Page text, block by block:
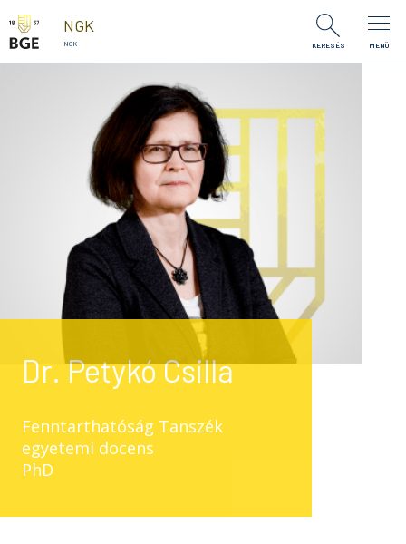
Ugrás a tartalomra
NGK
NGK KERESÉS MENÜ
Dr. Petykó Csilla
Fenntarthatóság Tanszék
egyetemi docens
PhD